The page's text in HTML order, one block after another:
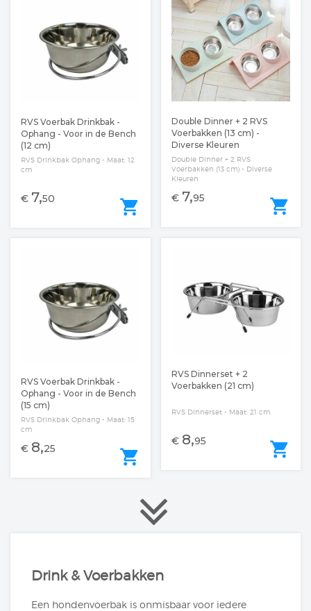
shopping_cart
RVS Voerbak Drinkbak -
Ophang - Voor in de Bench
(12 cm)
RVS Drinkbak Ophang - Maat: 12
cm
€ 7,50 shopping_cart
Double Dinner + 2 RVS
Voerbakken (13 cm) -
Diverse Kleuren
Double Dinner + 2 RVS
Voerbakken (13 cm) - Diverse
Kleuren
€ 7,95
shopping_cart
RVS Voerbak Drinkbak -
Ophang - Voor in de Bench
(15 cm)
RVS Drinkbak Ophang - Maat: 15
cm
€ 8,25 shopping_cart
RVS Dinnerset + 2
Voerbakken (21 cm)
RVS Dinnerset - Maat: 21 cm
€ 8,95
Drink & Voerbakken
Een hondenvoerbak is onmisbaar voor iedere